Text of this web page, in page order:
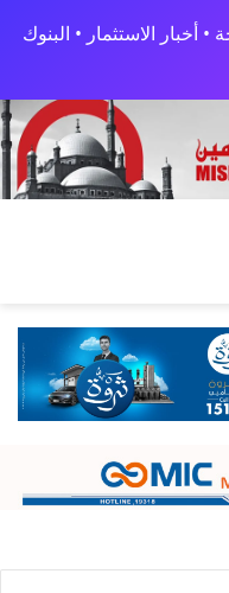
أخبار الاستثمار • البنوك